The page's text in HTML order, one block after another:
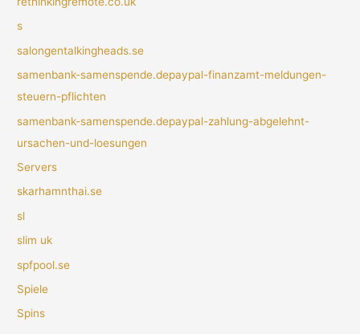
s
salongentalkingheads.se
samenbank-samenspende.depaypal-finanzamt-meldungen-
steuern-pflichten
samenbank-samenspende.depaypal-zahlung-abgelehnt-
ursachen-und-loesungen
Servers
skarhamnthai.se
sl
slim uk
spfpool.se
Spiele
Spins